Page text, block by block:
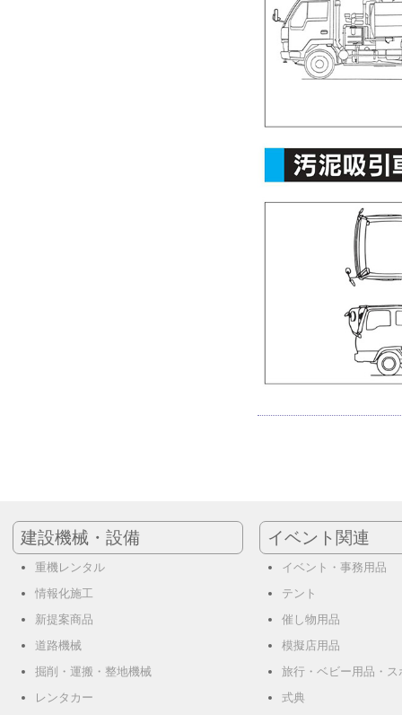
建設機械・設備
重機レンタル
情報化施工
新提案商品
道路機械
掘削・運搬・整地機械
レンタカー
イベント関連
イベント・事務用品
テント
催し物用品
模擬店用品
旅行・ベビー用品・ス
式典